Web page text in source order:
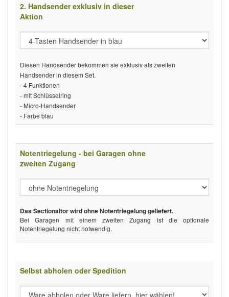
2. Handsender exklusiv in dieser
Aktion
Diesen Handsender bekommen sie exklusiv als zweiten
Handsender in diesem Set.
- 4 Funktionen
- mit Schlüsselring
- Micro-Handsender
- Farbe blau
Notentriegelung - bei Garagen ohne
zweiten Zugang
Das Sectionaltor wird ohne Notentriegelung geliefert.
Bei Garagen mit einem zweiten Zugang ist die optionale
Notentriegelung nicht notwendig.
Selbst abholen oder Spedition